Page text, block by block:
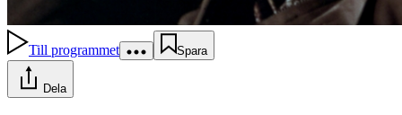
Till programmet Spara
Dela